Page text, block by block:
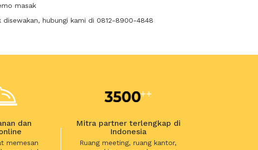
masak
hubungi kami di 0812-8900-4848
dan
memesan
Mitra partner terlengkap di
Indonesia
Ruang meeting, ruang kantor,